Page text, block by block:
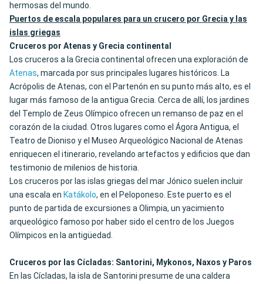
hermosas del mundo.
Puertos de escala populares para un crucero por Grecia y las
islas griegas
Cruceros por Atenas y Grecia continental
Los cruceros a la Grecia continental ofrecen una exploración de
Atenas, marcada por sus principales lugares históricos. La
Acrópolis de Atenas, con el Partenón en su punto más alto, es el
lugar más famoso de la antigua Grecia. Cerca de allí, los jardines
del Templo de Zeus Olímpico ofrecen un remanso de paz en el
corazón de la ciudad. Otros lugares como el Ágora Antigua, el
Teatro de Dioniso y el Museo Arqueológico Nacional de Atenas
enriquecen el itinerario, revelando artefactos y edificios que dan
testimonio de milenios de historia.
Los cruceros por las islas griegas del mar Jónico suelen incluir
una escala en Katákolo, en el Peloponeso. Este puerto es el
punto de partida de excursiones a Olimpia, un yacimiento
arqueológico famoso por haber sido el centro de los Juegos
Olímpicos en la antigüedad.
Cruceros por las Cícladas: Santorini, Mykonos, Naxos y Paros
En las Cícladas, la isla de Santorini presume de una caldera